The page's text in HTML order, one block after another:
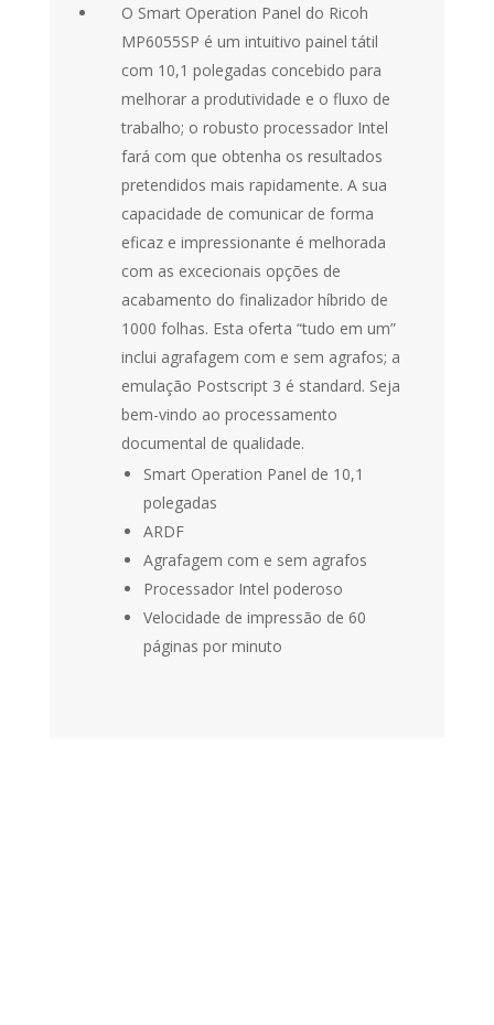
O Smart Operation Panel do Ricoh
MP6055SP é um intuitivo painel tátil
com 10,1 polegadas concebido para
melhorar a produtividade e o fluxo de
trabalho; o robusto processador Intel
fará com que obtenha os resultados
pretendidos mais rapidamente. A sua
capacidade de comunicar de forma
eficaz e impressionante é melhorada
com as excecionais opções de
acabamento do finalizador híbrido de
1000 folhas. Esta oferta “tudo em um”
inclui agrafagem com e sem agrafos; a
emulação Postscript 3 é standard. Seja
bem-vindo ao processamento
documental de qualidade.
Smart Operation Panel de 10,1
polegadas
ARDF
Agrafagem com e sem agrafos
Processador Intel poderoso
Velocidade de impressão de 60
páginas por minuto